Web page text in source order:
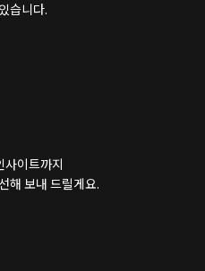
습니다.
사이트까지
해 보내 드릴게요.